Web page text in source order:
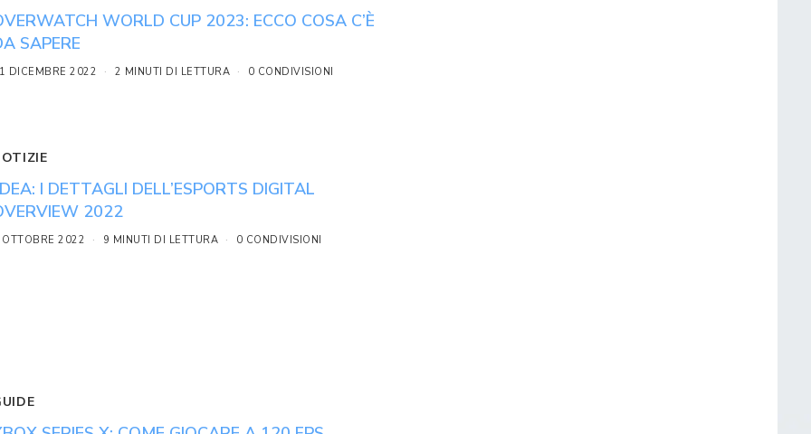
WORLD CUP 2023: ECCO COSA C’È
SAPERE
DICEMBRE 2022 2 MINUTI DI LETTURA 0 CONDIVISIONI
I DETTAGLI DELL’ESPORTS DIGITAL
2022
2022 9 MINUTI DI LETTURA 0 CONDIVISIONI